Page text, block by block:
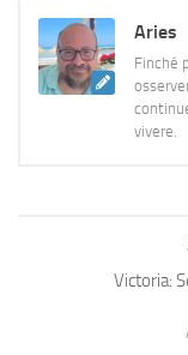
Aries
Finché
vivere.
Victoria: